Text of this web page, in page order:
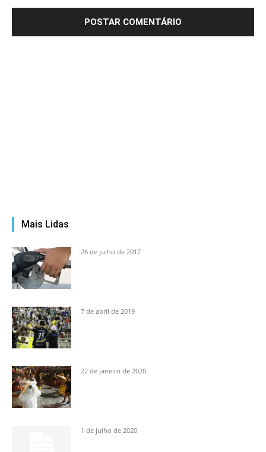
Mais Lidas
26 de julho de 2017
7 de abril de 2019
22 de janeiro de 2020
1 de julho de 2020